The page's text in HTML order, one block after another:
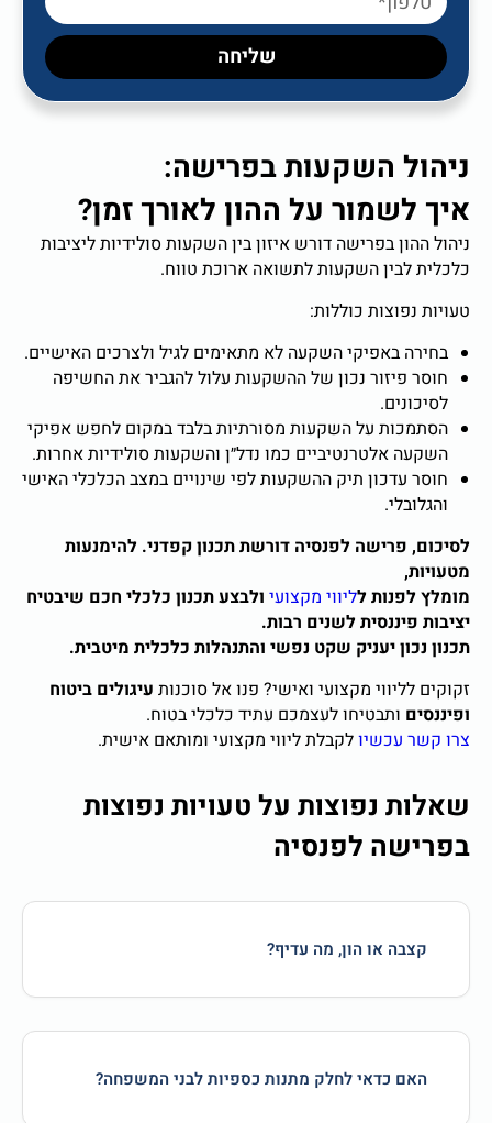
שליחה
ניהול השקעות בפרישה:
איך לשמור על ההון לאורך זמן?
ניהול ההון בפרישה דורש איזון בין השקעות סולידיות ליציבות
כלכלית לבין השקעות לתשואה ארוכת טווח.
טעויות נפוצות כוללות:
בחירה באפיקי השקעה לא מתאימים לגיל ולצרכים האישיים.
חוסר פיזור נכון של ההשקעות עלול להגביר את החשיפה
לסיכונים.
הסתמכות על השקעות מסורתיות בלבד במקום לחפש אפיקי
השקעה אלטרנטיביים כמו נדל״ן והשקעות סולידיות אחרות.
חוסר עדכון תיק ההשקעות לפי שינויים במצב הכלכלי האישי
והגלובלי.
לסיכום, פרישה לפנסיה דורשת תכנון קפדני. להימנעות
מטעויות,
מומלץ לפנות לליווי מקצועי ולבצע תכנון כלכלי חכם שיבטיח
יציבות פיננסית לשנים רבות.
תכנון נכון יעניק שקט נפשי והתנהלות כלכלית מיטבית.
זקוקים לליווי מקצועי ואישי? פנו אל סוכנות עיגולים ביטוח
ופיננסים ותבטיחו לעצמכם עתיד כלכלי בטוח.
צרו קשר עכשיולקבלת ליווי מקצועי ומותאם אישית.
שאלות נפוצות על טעויות נפוצות
בפרישה לפנסיה
קצבה או הון, מה עדיף?
האם כדאי לחלק מתנות כספיות לבני המשפחה?